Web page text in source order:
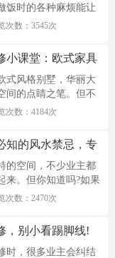
饭时的各种麻烦能让
次数：3545次
小课堂：欧式家具
式风格别墅，华丽大
间的点睛之笔。但不
次数：4184次
知的风水禁忌，专
招
的空间，不少业主都
来。但你知道吗?如果
次数：2470次
，别小看踢脚线!
了
时，很多业主会纠结